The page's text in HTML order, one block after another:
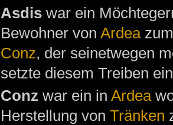
Asdis war ein
Bewohner von Ardea
Conz, der seinetwegen
setzte diesem Treiben
Conz war ein in Ardea
Herstellung von Tränken